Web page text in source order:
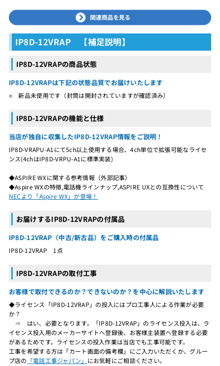
IP8D-12VRAP 【補足説明】
IP8D-12VRAPの商品状態
IP8D-12VRAPは下記の状態品質でお届けいたします
○ 新品未使用です（封筒は開封されていますが確認済み）
IP8D-12VRAPの機能と仕様
当店が独自に収集したIP8D-12VRAP情報をご説明！
IP8D-VRAPU-A1にて5ch以上使用する場合、4ch単位で拡張可能なライセ
ンス(4chはIP8D-VRPU-A1に標準実装)
◆ASPIRE WXに関する参考情報（外部記事）
◆Aspire WXの特徴,電話機ラインナップ,ASPIRE UXとの互換性について
NECより「Aspire WX」が登場！
お届けするIP8D-12VRAPの付属品
IP8D-12VRAP（中古/新古品）をご購入時の付属品
IP8D-12VRAP 1点
IP8D-12VRAPの取付工事
お客様で取付できるのか？できないのか？を中心に解説いたします
◆ライセンス「IP8D-12VRAP」の投入にはプロ工事人による作業が必要
か？
⇒ はい、必要となります。「IP8D-12VRAP」のライセンス投入は、ラ
イセンス投入用のメーカーサイトへ登録後、お客様主装置へ登録する必要
があるためです。ライセンスの投入作業は当店でも工事可能です。
工事を希望する方は「カート画面の備考欄」にご入力いただくか、グルー
プ店の 「電話工事ジャパン」 にお気軽にご相談ください。